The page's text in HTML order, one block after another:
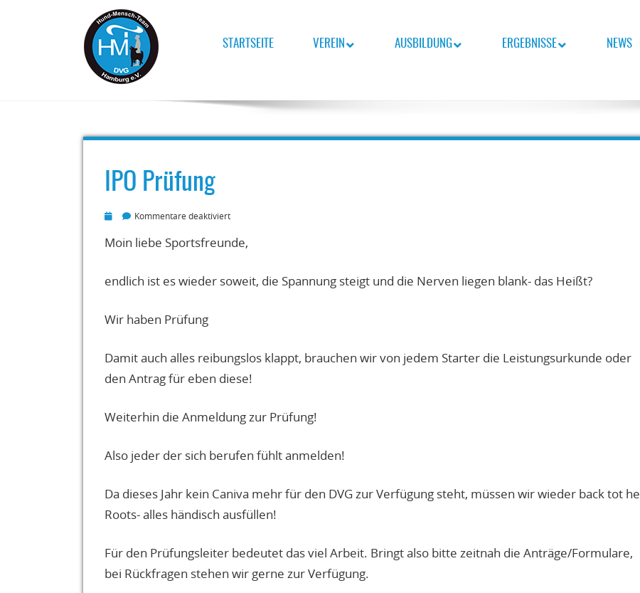
HUND-MENSCH-TEAM HAMBURG E.V.
Für ein harmonisches und respektvolles und-Mensch-Team.
STARTSEITE VEREIN AUSBILDUNG ERGEBNISSE NEWS
IPO Prüfung
Kommentare deaktiviert
Prüfung
Moin liebe Sportsfreunde,
endlich ist es wieder soweit, die Spannung steigt und die Nerven liegen blank- das Heißt?
Wir haben Prüfung
Damit auch alles reibungslos klappt, brauchen wir von jedem Starter die Leistungsurkunde oder
den Antrag für eben diese!
Weiterhin die Anmeldung zur Prüfung!
Also jeder der sich berufen fühlt anmelden!
Da dieses Jahr kein Caniva mehr für den DVG zur Verfügung steht, müssen wir wieder back tot he
Roots- alles händisch ausfüllen!
Für den Prüfungsleiter bedeutet das viel Arbeit. Bringt also bitte zeitnah die Anträge/Formulare,
bei Rückfragen stehen wir gerne zur Verfügung.